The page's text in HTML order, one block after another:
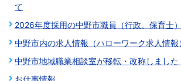
て
2026年度採用の中野市職員（行政、保育士
中野市内の求人情報（ハローワーク求人情報
中野市地域職業相談室が移転・改称しました
お仕事情報